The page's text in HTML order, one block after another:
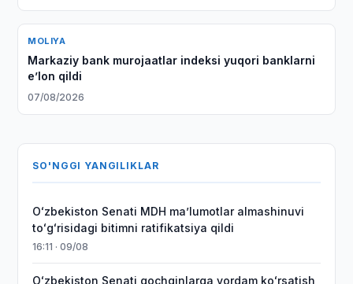
MOLIYA
Markaziy bank murojaatlar indeksi yuqori banklarni
eʼlon qildi
07/08/2026
SO'NGGI YANGILIKLAR
Oʻzbekiston Senati MDH maʼlumotlar almashinuvi
toʻgʻrisidagi bitimni ratifikatsiya qildi
16:11 · 09/08
Oʻzbekiston Senati qochqinlarga yordam koʻrsatish